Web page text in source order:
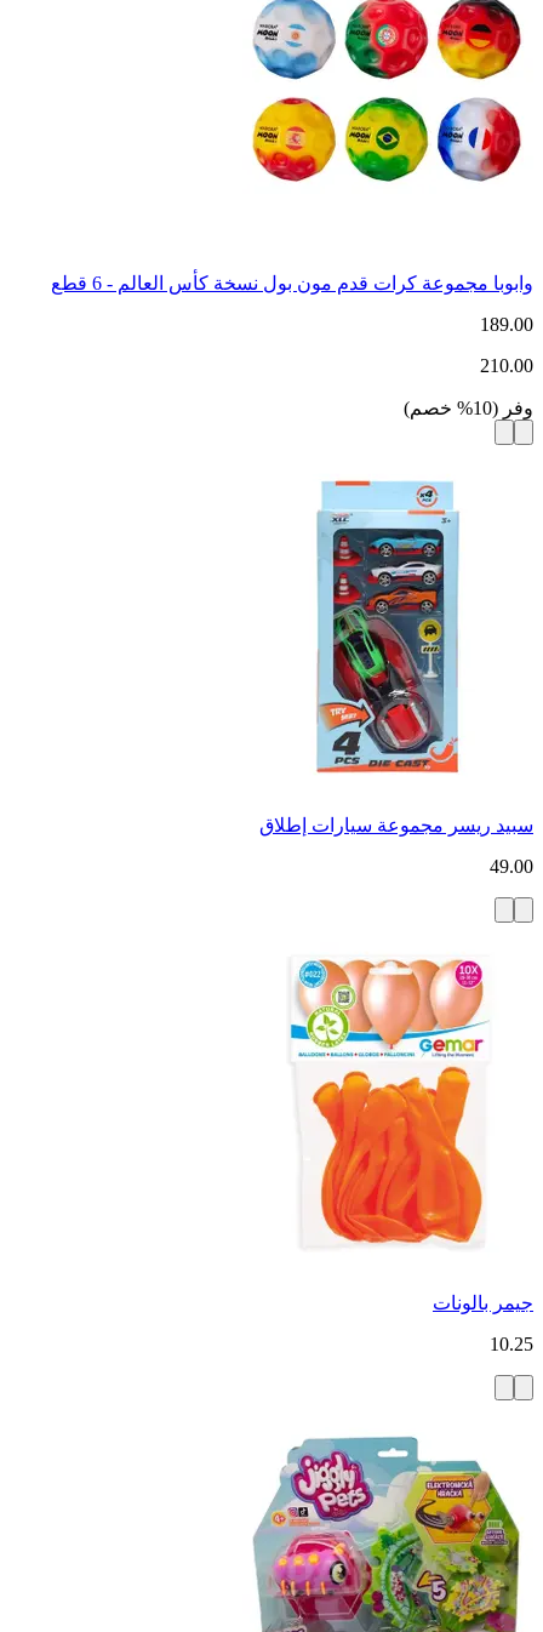
وابوبا مجموعة كرات قدم مون بول نسخة كأس العالم - 6 قطع
189.00
210.00
وفر (
10
% خصم)
سبيد ريسر مجموعة سيارات إطلاق
49.00
جيمر بالونات
10.25